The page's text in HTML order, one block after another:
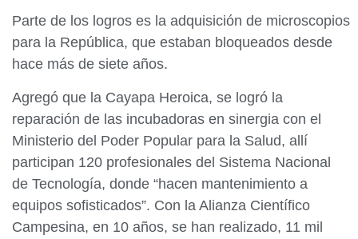
Parte de los logros es la adquisición de microscopios
para la República, que estaban bloqueados desde
hace más de siete años.
Agregó que la Cayapa Heroica, se logró la
reparación de las incubadoras en sinergia con el
Ministerio del Poder Popular para la Salud, allí
participan 120 profesionales del Sistema Nacional
de Tecnología, donde “hacen mantenimiento a
equipos sofisticados”. Con la Alianza Científico
Campesina, en 10 años, se han realizado, 11 mil